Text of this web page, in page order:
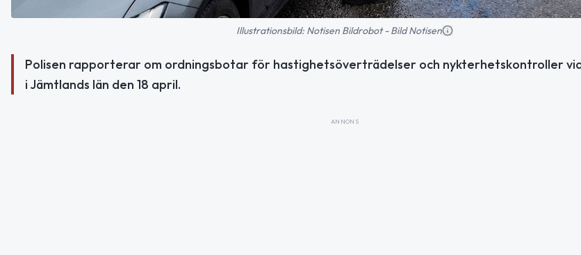
Illustrationsbild: Notisen Bildrobot - Bild Notisen
Polisen rapporterar om ordningsbotar för hastighetsöverträdelser och nykterhetskontroller
i Jämtlands län den 18 april.
ANNONS